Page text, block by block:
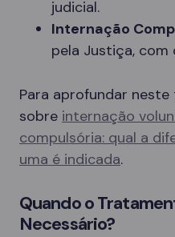
judicial.
Internação
pela Justiça, com
Para aprofundar neste
sobre internação
compulsória: qual a
uma é indicada.
Quando o
Necessário?